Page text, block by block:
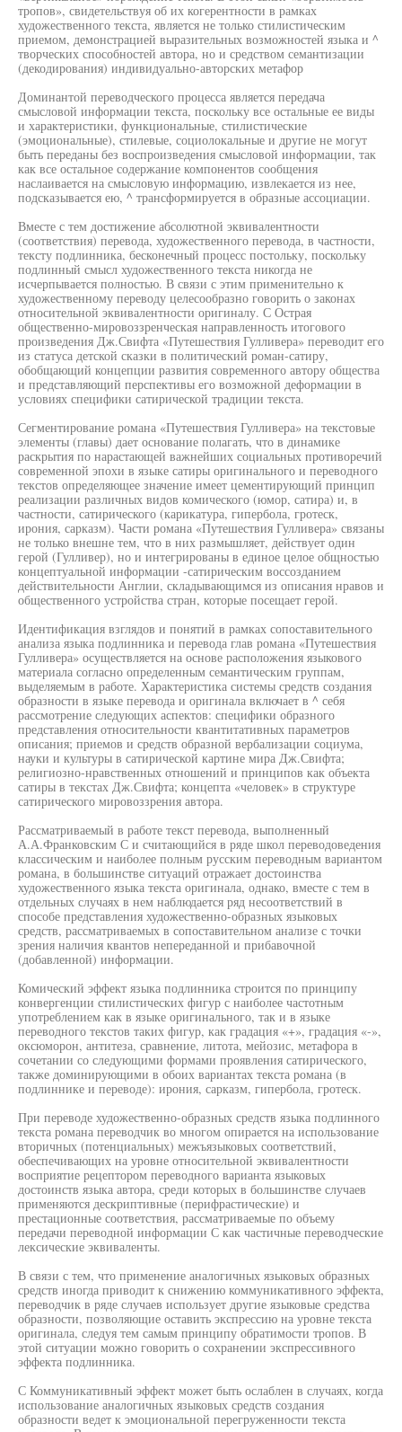
тропов», свидетельствуя об их когерентности в рамках
художественного текста, является не только стилистическим
приемом, демонстрацией выразительных возможностей языка и ^
творческих способностей автора, но и средством семантизации
(декодирования) индивидуально-авторских метафор
Доминантой переводческого процесса является передача
смысловой информации текста, поскольку все остальные ее виды
и характеристики, функциональные, стилистические
(эмоциональные), стилевые, социолокальные и другие не могут
быть переданы без воспроизведения смысловой информации, так
как все остальное содержание компонентов сообщения
наслаивается на смысловую информацию, извлекается из нее,
подсказывается ею, ^ трансформируется в образные ассоциации.
Вместе с тем достижение абсолютной эквивалентности
(соответствия) перевода, художественного перевода, в частности,
тексту подлинника, бесконечный процесс постольку, поскольку
подлинный смысл художественного текста никогда не
исчерпывается полностью. В связи с этим применительно к
художественному переводу целесообразно говорить о законах
относительной эквивалентности оригиналу. С Острая
общественно-мировоззренческая направленность итогового
произведения Дж.Свифта «Путешествия Гулливера» переводит его
из статуса детской сказки в политический роман-сатиру,
обобщающий концепции развития современного автору общества
и представляющий перспективы его возможной деформации в
условиях специфики сатирической традиции текста.
Сегментирование романа «Путешествия Гулливера» на текстовые
элементы (главы) дает основание полагать, что в динамике
раскрытия по нарастающей важнейших социальных противоречий
современной эпохи в языке сатиры оригинального и переводного
текстов определяющее значение имеет цементирующий принцип
реализации различных видов комического (юмор, сатира) и, в
частности, сатирического (карикатура, гипербола, гротеск,
ирония, сарказм). Части романа «Путешествия Гулливера» связаны
не только внешне тем, что в них размышляет, действует один
герой (Гулливер), но и интегрированы в единое целое общностью
концептуальной информации -сатирическим воссозданием
действительности Англии, складывающимся из описания нравов и
общественного устройства стран, которые посещает герой.
Идентификация взглядов и понятий в рамках сопоставительного
анализа языка подлинника и перевода глав романа «Путешествия
Гулливера» осуществляется на основе расположения языкового
материала согласно определенным семантическим группам,
выделяемым в работе. Характеристика системы средств создания
образности в языке перевода и оригинала включает в ^ себя
рассмотрение следующих аспектов: специфики образного
представления относительности квантитативных параметров
описания; приемов и средств образной вербализации социума,
науки и культуры в сатирической картине мира Дж.Свифта;
религиозно-нравственных отношений и принципов как объекта
сатиры в текстах Дж.Свифта; концепта «человек» в структуре
сатирического мировоззрения автора.
Рассматриваемый в работе текст перевода, выполненный
А.А.Франковским С и считающийся в ряде школ переводоведения
классическим и наиболее полным русским переводным вариантом
романа, в большинстве ситуаций отражает достоинства
художественного языка текста оригинала, однако, вместе с тем в
отдельных случаях в нем наблюдается ряд несоответствий в
способе представления художественно-образных языковых
средств, рассматриваемых в сопоставительном анализе с точки
зрения наличия квантов непереданной и прибавочной
(добавленной) информации.
Комический эффект языка подлинника строится по принципу
конвергенции стилистических фигур с наиболее частотным
употреблением как в языке оригинального, так и в языке
переводного текстов таких фигур, как градация «+», градация «-»,
оксюморон, антитеза, сравнение, литота, мейозис, метафора в
сочетании со следующими формами проявления сатирического,
также доминирующими в обоих вариантах текста романа (в
подлиннике и переводе): ирония, сарказм, гипербола, гротеск.
При переводе художественно-образных средств языка подлинного
текста романа переводчик во многом опирается на использование
вторичных (потенциальных) межъязыковых соответствий,
обеспечивающих на уровне относительной эквивалентности
восприятие рецептором переводного варианта языковых
достоинств языка автора, среди которых в большинстве случаев
применяются дескриптивные (перифрастические) и
престационные соответствия, рассматриваемые по объему
передачи переводной информации С как частичные переводческие
лексические эквиваленты.
В связи с тем, что применение аналогичных языковых образных
средств иногда приводит к снижению коммуникативного эффекта,
переводчик в ряде случаев использует другие языковые средства
образности, позволяющие оставить экспрессию на уровне текста
оригинала, следуя тем самым принципу обратимости тропов. В
этой ситуации можно говорить о сохранении экспрессивного
эффекта подлинника.
С Коммуникативный эффект может быть ослаблен в случаях, когда
использование аналогичных языковых средств создания
образности ведет к эмоциональной перегруженности текста